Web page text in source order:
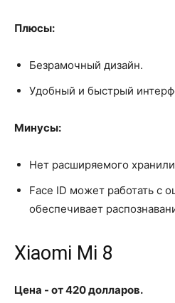
Плюсы:
Безрамочный дизайн.
Удобный и быстрый
Минусы:
Нет расширяемого
Face ID может работать с
обеспечивает
Xiaomi Mi 8
Цена - от 420 долларов.